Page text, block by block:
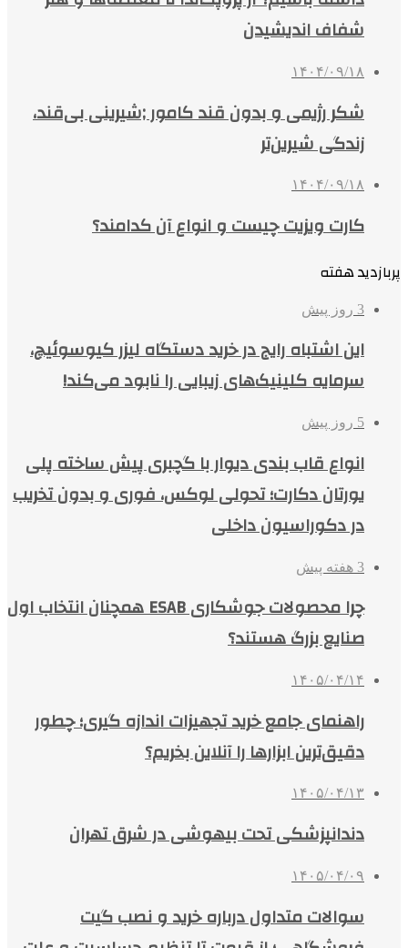
شفاف اندیشیدن
۱۴۰۴/۰۹/۱۸
شکر رژیمی و بدون قند کامور ;شیرینی بی‌قند،
زندگی شیرین‌تر
۱۴۰۴/۰۹/۱۸
کارت ویزیت چیست و انواع آن کدامند؟
پربازدید هفته
3 روز پیش
این اشتباه رایج در خرید دستگاه لیزر کیوسوئیچ،
سرمایه کلینیک‌های زیبایی را نابود می‌کند!
5 روز پیش
انواع قاب بندی دیوار با گچبری پیش ساخته پلی
یورتان دکارت؛ تحولی لوکس، فوری و بدون تخریب
در دکوراسیون داخلی
3 هفته پیش
چرا محصولات جوشکاری ESAB همچنان انتخاب اول
صنایع بزرگ هستند؟
۱۴۰۵/۰۴/۱۴
راهنمای جامع خرید تجهیزات اندازه گیری؛ چطور
دقیق‌ترین ابزارها را آنلاین بخریم؟
۱۴۰۵/۰۴/۱۳
دندانپزشکی تحت بیهوشی در شرق تهران
۱۴۰۵/۰۴/۰۹
سوالات متداول درباره خرید و نصب گیت